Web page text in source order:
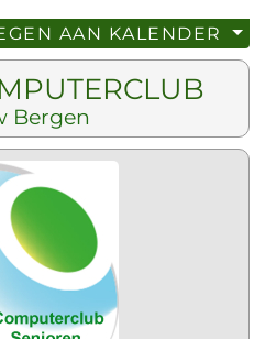
AAN KALENDER
Bergen